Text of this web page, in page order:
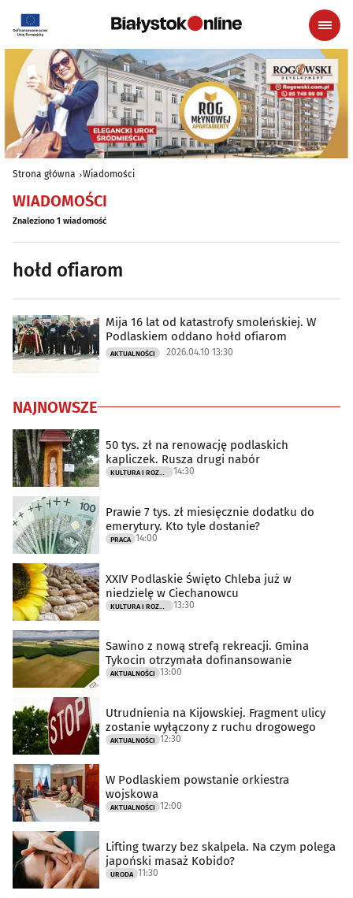
Strona główna Wiadomości
WIADOMOŚCI
Znaleziono 1 wiadomość
hołd ofiarom
Mija 16 lat od katastrofy smoleńskiej. W
Podlaskiem oddano hołd ofiarom
AKTUALNOŚCI 2026.04.10 13:30
NAJNOWSZE
50 tys. zł na renowację podlaskich
kapliczek. Rusza drugi nabór
KULTURA I ROZRYWKA 14:30
Prawie 7 tys. zł miesięcznie dodatku do
emerytury. Kto tyle dostanie?
PRACA 14:00
XXIV Podlaskie Święto Chleba już w
niedzielę w Ciechanowcu
KULTURA I ROZRYWKA 13:30
Sawino z nową strefą rekreacji. Gmina
Tykocin otrzymała dofinansowanie
AKTUALNOŚCI 13:00
Utrudnienia na Kijowskiej. Fragment ulicy
zostanie wyłączony z ruchu drogowego
AKTUALNOŚCI 12:30
W Podlaskiem powstanie orkiestra
wojskowa
AKTUALNOŚCI 12:00
Lifting twarzy bez skalpela. Na czym polega
japoński masaż Kobido?
URODA 11:30